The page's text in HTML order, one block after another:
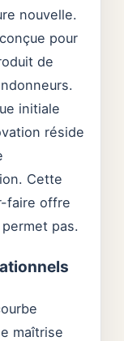
nouvelle.
pour
de
initiale
réside
Cette
faire offre
pas.
maîtrise